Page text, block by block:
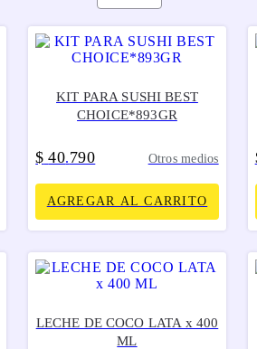
KIT PARA SUSHI BEST
CHOICE*893GR
$ 40.790 Otros medios
AGREGAR AL CARRITO
LECHE DE COCO LATA x 400
ML